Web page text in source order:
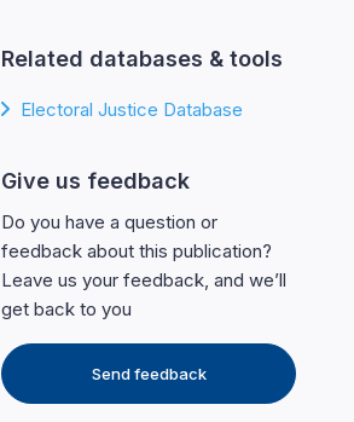
Related databases & tools
Electoral Justice Database
Give us feedback
Do you have a question or
feedback about this publication?
Leave us your feedback, and we’ll
get back to you
Send feedback